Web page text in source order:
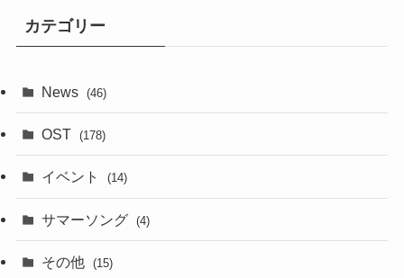
カテゴリー
News (46)
OST (178)
イベント (14)
サマーソング (4)
その他 (15)